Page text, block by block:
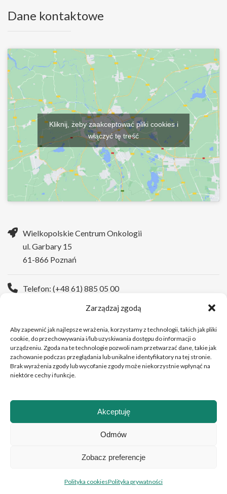
Zarządzaj zgodą
Aby zapewnić jak najlepsze wrażenia, korzystamy z technologii, takich jak pliki
cookie, do przechowywania i/lub uzyskiwania dostępu do informacji o
urządzeniu. Zgoda na te technologie pozwoli nam przetwarzać dane, takie jak
zachowanie podczas przeglądania lub unikalne identyfikatory na tej stronie.
Brak wyrażenia zgody lub wycofanie zgody może niekorzystnie wpłynąć na
niektóre cechy i funkcje.
Akceptuję
Odmów
Zobacz preferencje
Polityka cookiesPolityka prywatności
Dane kontaktowe
Kliknij, żeby zaakceptować pliki cookies i
włączyć tę treść
Wielkopolskie Centrum Onkologii
ul. Garbary 15
61-866 Poznań
Telefon: (+48 61) 885 05 00
Copyright © 2026 Wielkopolskie Centrum Onkologii